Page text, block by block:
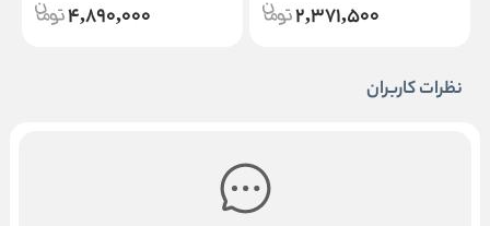
2,371,500
4,890,000
نظرات کاربران